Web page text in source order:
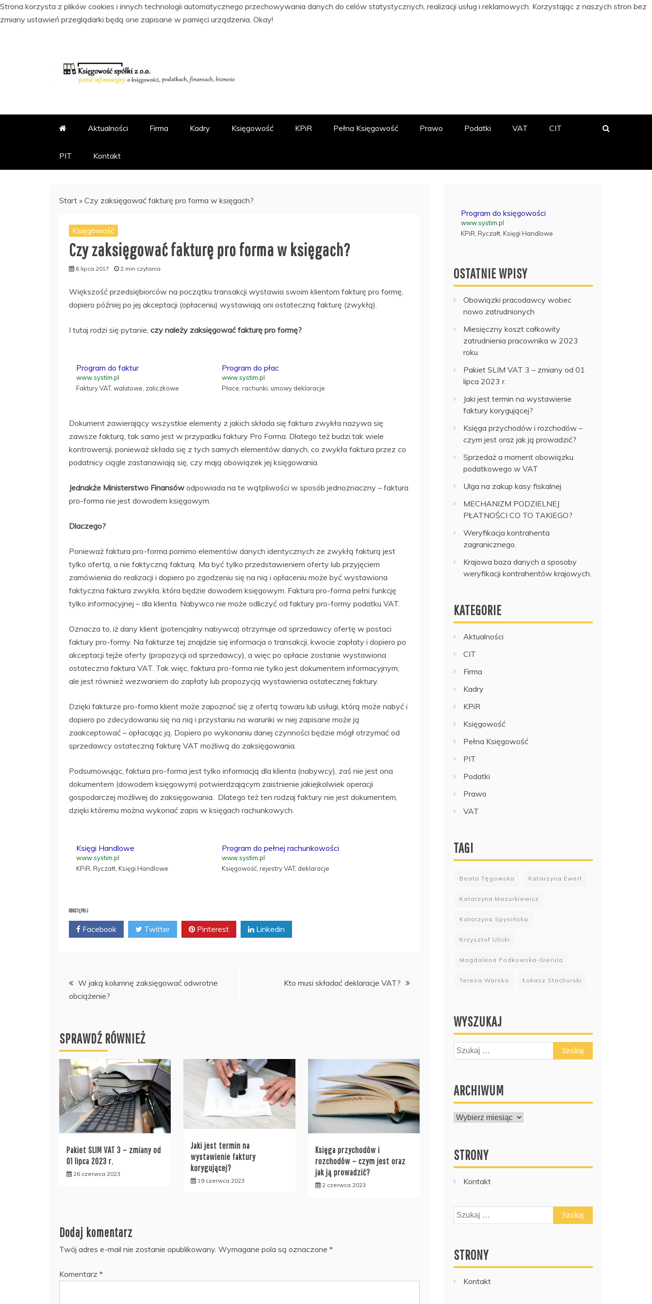
Strona korzysta z plików cookies i innych technologii automatycznego przechowywania danych do celów statystycznych, realizacji usług i reklamowych. Korzystając z naszych stron bez
zmiany ustawień przeglądarki będą one zapisane w pamięci urządzenia. Okay!
Aktualności Firma Kadry Księgowość KPiR Pełna Księgowość Prawo Podatki VAT CIT
PIT Kontakt
Start » Czy zaksięgować fakturę pro forma w księgach?
Księgowość
Czy zaksięgować fakturę pro forma w księgach?
6 lipca 2017 2 min czytania
Większość przedsiębiorców na początku transakcji wystawia swoim klientom fakturę pro formę,
dopiero później po jej akceptacji (opłaceniu) wystawiają oni ostateczną fakturę (zwykłą).
I tutaj rodzi się pytanie, czy należy zaksięgować fakturę pro formę?
Program do faktur
www.systim.pl
Faktury VAT, walutowe, zaliczkowe
Program do płac
www.systim.pl
Płace, rachunki, umowy deklaracje
Dokument zawierający wszystkie elementy z jakich składa się faktura zwykła nazywa się
zawsze fakturą, tak samo jest w przypadku faktury Pro Forma. Dlatego też budzi tak wiele
kontrowersji, ponieważ składa się z tych samych elementów danych, co zwykła faktura przez co
podatnicy ciągle zastanawiają się, czy mają obowiązek jej księgowania.
Jednakże Ministerstwo Finansów odpowiada na te wątpliwości w sposób jednoznaczny – faktura
pro-forma nie jest dowodem księgowym.
Dlaczego?
Ponieważ faktura pro-forma pomimo elementów danych identycznych ze zwykłą fakturą jest
tylko ofertą, a nie faktyczną fakturą. Ma być tylko przedstawieniem oferty lub przyjęciem
zamówienia do realizacji i dopiero po zgodzeniu się na nią i opłaceniu może być wystawiona
faktyczna faktura zwykła, która będzie dowodem księgowym. Faktura pro-forma pełni funkcję
tylko informacyjnej – dla klienta. Nabywca nie może odliczyć od faktury pro-formy podatku VAT.
Oznacza to, iż dany klient (potencjalny nabywca) otrzymuje od sprzedawcy ofertę w postaci
faktury pro-formy. Na fakturze tej znajdzie się informacja o transakcji, kwocie zapłaty i dopiero po
akceptacji tejże oferty (propozycji od sprzedawcy), a więc po opłacie zostanie wystawiona
ostateczna faktura VAT. Tak więc, faktura pro-forma nie tylko jest dokumentem informacyjnym,
ale jest również wezwaniem do zapłaty lub propozycją wystawienia ostatecznej faktury.
Dzięki fakturze pro-forma klient może zapoznać się z ofertą towaru lub usługi, którą może nabyć i
dopiero po zdecydowaniu się na nią i przystaniu na warunki w niej zapisane może ją
zaakceptować – opłacając ją. Dopiero po wykonaniu danej czynności będzie mógł otrzymać od
sprzedawcy ostateczną fakturę VAT możliwą do zaksięgowania.
Podsumowując, faktura pro-forma jest tylko informacją dla klienta (nabywcy), zaś nie jest ona
dokumentem (dowodem księgowym) potwierdzającym zaistnienie jakiejkolwiek operacji
gospodarczej możliwej do zaksięgowania. Dlatego też ten rodzaj faktury nie jest dokumentem,
dzięki któremu można wykonać zapis w księgach rachunkowych.
Księgi Handlowe
www.systim.pl
KPiR, Ryczałt, Księgi Handlowe
Program do pełnej rachunkowości
www.systim.pl
Księgowość, rejestry VAT, deklaracje
UDOSTĘPNIJ
Facebook Twitter Pinterest Linkedin
Nawigacja
wpisu
W jaką kolumnę zaksięgować odwrotne
obciążenie?
Kto musi składać deklaracje VAT?
SPRAWDŹ RÓWNIEŻ
Pakiet SLIM VAT 3 – zmiany od
01 lipca 2023 r.
26 czerwca 2023
Jaki jest termin na
wystawienie faktury
korygującej?
19 czerwca 2023
Księga przychodów i
rozchodów – czym jest oraz
jak ją prowadzić?
2 czerwca 2023
Dodaj komentarz
Twój adres e-mail nie zostanie opublikowany. Wymagane pola są oznaczone *
Komentarz *
Program do księgowości
www.systim.pl
KPiR, Ryczałt, Księgi Handlowe
OSTATNIE WPISY
Obowiązki pracodawcy wobec
nowo zatrudnionych
Miesięczny koszt całkowity
zatrudnienia pracownika w 2023
roku
Pakiet SLIM VAT 3 – zmiany od 01
lipca 2023 r.
Jaki jest termin na wystawienie
faktury korygującej?
Księga przychodów i rozchodów –
czym jest oraz jak ją prowadzić?
Sprzedaż a moment obowiązku
podatkowego w VAT
Ulga na zakup kasy fiskalnej
MECHANIZM PODZIELNEJ
PŁATNOŚCI CO TO TAKIEGO?
Weryfikacja kontrahenta
zagranicznego.
Krajowa baza danych a sposoby
weryfikacji kontrahentów krajowych.
KATEGORIE
Aktualności
CIT
Firma
Kadry
KPiR
Księgowość
Pełna Księgowość
PIT
Podatki
Prawo
VAT
TAGI
Beata Tęgowska Katarzyna Ewert
Katarzyna Mazurkiewicz
Katarzyna Spysińska
Krzysztof Ulicki
Magdalena Podkowska-Gierula
Teresa Warska Łukasz Stachurski
WYSZUKAJ
Szukaj:
ARCHIWUM
ARCHIWUM
STRONY
Kontakt
Szukaj:
STRONY
Kontakt